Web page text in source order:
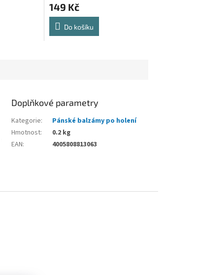
149 Kč
Do košíku
Doplňkové parametry
Kategorie:
Pánské balzámy po holení
Hmotnost:
0.2 kg
EAN: 4005808813063